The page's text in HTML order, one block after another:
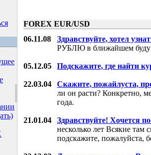
FOREX EUR/USD
06.11.08 Здравствуйте, хотел
РУБЛЮ в ближайшем
05.12.05 Подскажите, где найти
22.03.04
Скажите, пожайлуста,
ли он расти? Конкретно,
года.
21.01.04
Здравствуйте! Хочется
несколько лет Всякие там
подскажите, пожалуйста,